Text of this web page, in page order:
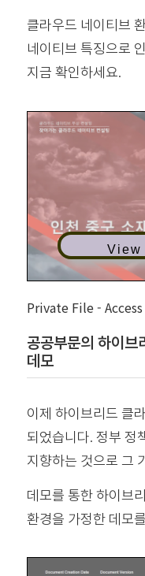
클라우드 네이티브
네이티브 특징으로
지금 확인하세요.
View
Private File -
공공부문의 하이브
데모
이제 하이브리드 클
되었습니다. 정부 정
지향하는 것으로 그
데모를 통한 하이브
환경을 가정한 데모